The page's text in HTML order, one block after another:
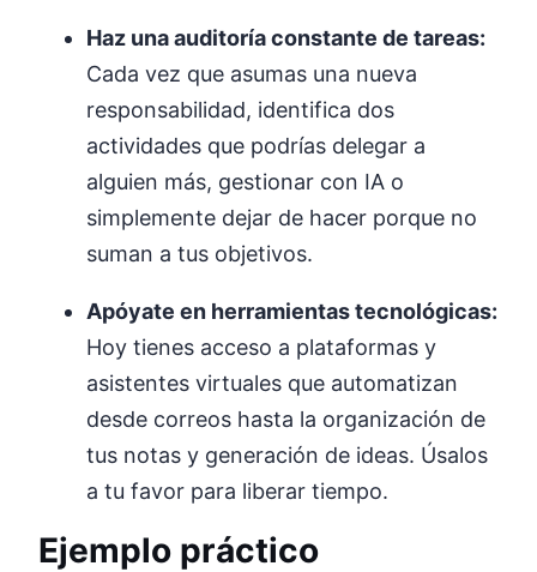
Haz una auditoría constante de tareas:
Cada vez que asumas una nueva
responsabilidad, identifica dos
actividades que podrías delegar a
alguien más, gestionar con IA o
simplemente dejar de hacer porque no
suman a tus objetivos.
Apóyate en herramientas tecnológicas:
Hoy tienes acceso a plataformas y
asistentes virtuales que automatizan
desde correos hasta la organización de
tus notas y generación de ideas. Úsalos
a tu favor para liberar tiempo.
Ejemplo práctico